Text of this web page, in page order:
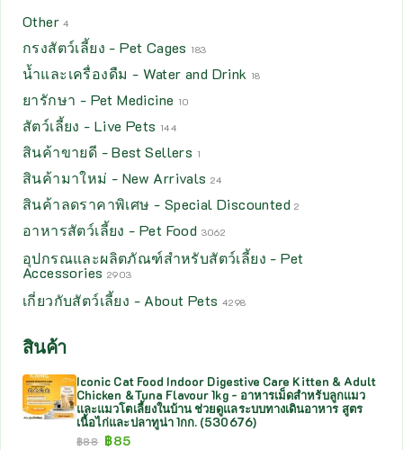
Other 4
กรงสัตว์เลี้ยง - Pet Cages 183
น้ำและเครื่องดืม - Water and Drink 18
ยารักษา - Pet Medicine 10
สัตว์เลี้ยง - Live Pets 144
สินค้าขายดี - Best Sellers 1
สินค้ามาใหม่ - New Arrivals 24
สินค้าลดราคาพิเศษ - Special Discounted 2
อาหารสัตว์เลี้ยง - Pet Food 3062
อุปกรณและผลิตภัณฑ์สำหรับสัตว์เลี้ยง - Pet
Accessories 2903
เกี่ยวกับสัตว์เลี้ยง - About Pets 4298
สินค้า
Iconic Cat Food Indoor Digestive Care Kitten & Adult
Chicken &Tuna Flavour 1kg - อาหารเม็ดสำหรับลูกแมว
และแมวโตเลี้ยงในบ้าน ช่วยดูแลระบบทางเดินอาหาร สูตร
เนื้อไก่และปลาทูน่า 1กก. (530676)
฿88 ฿85